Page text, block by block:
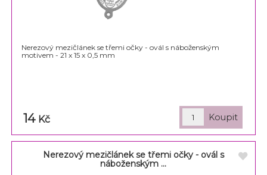
Nerezový mezičlánek se třemi očky - ovál s náboženským
motivem - 21 x 15 x 0,5 mm
14 Kč
Nerezový mezičlánek se třemi očky - ovál s
náboženským ...